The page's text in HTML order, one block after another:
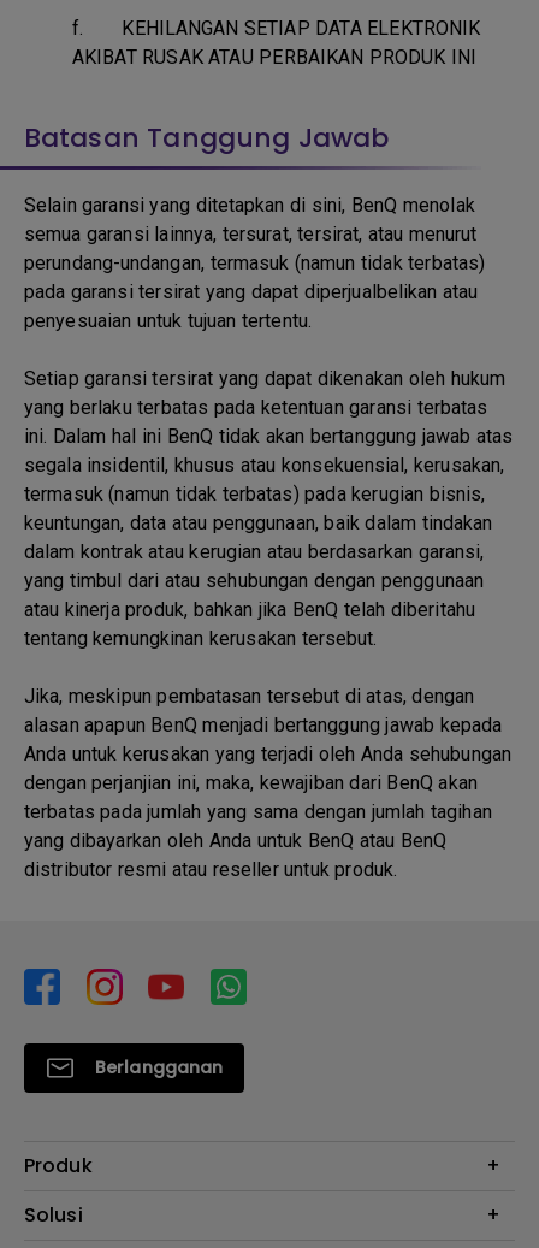
f. KEHILANGAN SETIAP DATA ELEKTRONIK
AKIBAT RUSAK ATAU PERBAIKAN PRODUK INI
Batasan Tanggung Jawab
Selain garansi yang ditetapkan di sini, BenQ menolak
semua garansi lainnya, tersurat, tersirat, atau menurut
perundang-undangan, termasuk (namun tidak terbatas)
pada garansi tersirat yang dapat diperjualbelikan atau
penyesuaian untuk tujuan tertentu.
Setiap garansi tersirat yang dapat dikenakan oleh hukum
yang berlaku terbatas pada ketentuan garansi terbatas
ini. Dalam hal ini BenQ tidak akan bertanggung jawab atas
segala insidentil, khusus atau konsekuensial, kerusakan,
termasuk (namun tidak terbatas) pada kerugian bisnis,
keuntungan, data atau penggunaan, baik dalam tindakan
dalam kontrak atau kerugian atau berdasarkan garansi,
yang timbul dari atau sehubungan dengan penggunaan
atau kinerja produk, bahkan jika BenQ telah diberitahu
tentang kemungkinan kerusakan tersebut.
Jika, meskipun pembatasan tersebut di atas, dengan
alasan apapun BenQ menjadi bertanggung jawab kepada
Anda untuk kerusakan yang terjadi oleh Anda sehubungan
dengan perjanjian ini, maka, kewajiban dari BenQ akan
terbatas pada jumlah yang sama dengan jumlah tagihan
yang dibayarkan oleh Anda untuk BenQ atau BenQ
distributor resmi atau reseller untuk produk.
Berlangganan
Produk
Proyektor
Solusi